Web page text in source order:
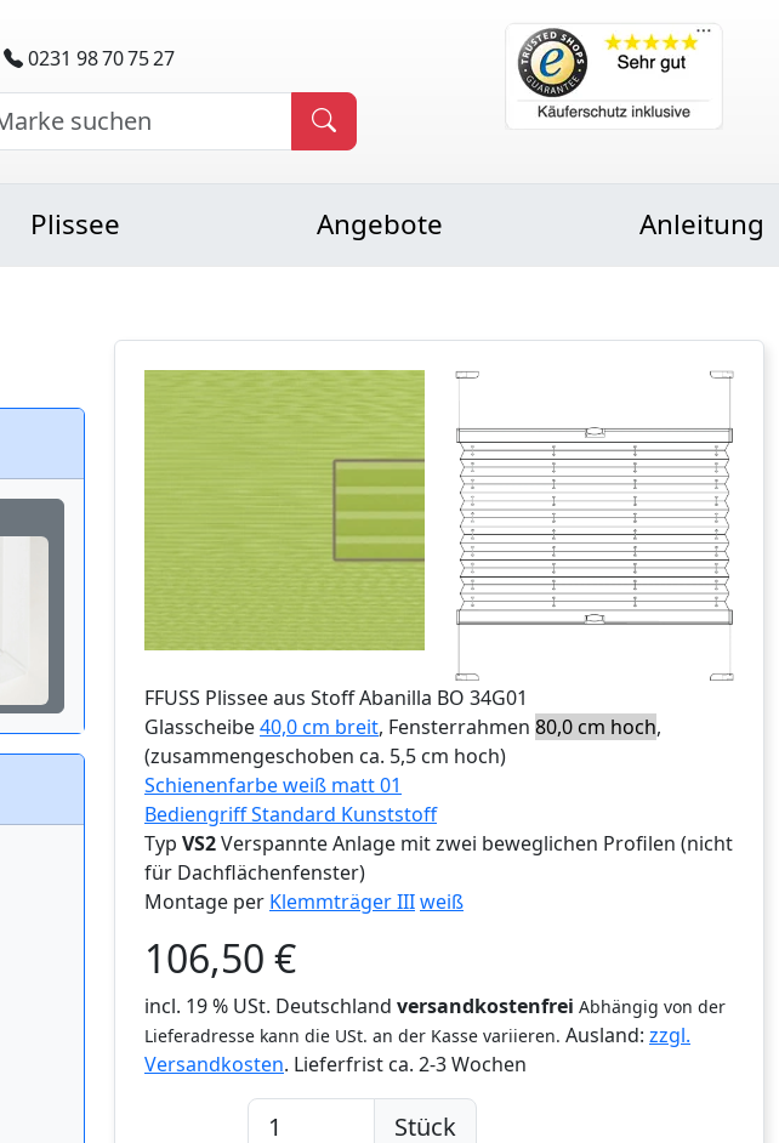
0231 98 70 75 27
Plissee Angebote Anleitung
FFUSS Plissee aus Stoff Abanilla BO 34G01
Glasscheibe40,0 cm breit, Fensterrahmen 80,0 cm hoch,
(zusammengeschoben ca. 5,5 cm hoch)
Schienenfarbe weiß matt 01
Bediengriff Standard Kunststoff
Typ VS2Verspannte Anlage mit zwei beweglichen Profilen (nicht
für Dachflächenfenster)
Montage per Klemmträger IIIweiß
106,50 €
incl. 19 % USt. Deutschland versandkostenfrei Abhängig von der
Lieferadresse kann die USt. an der Kasse variieren. Ausland: zzgl.
Versandkosten. Lieferfrist ca. 2-3 Wochen
Stück